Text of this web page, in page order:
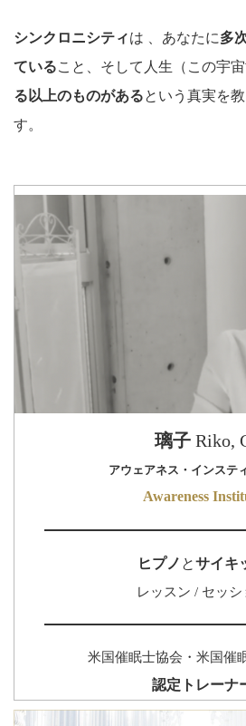
シンクロニシティは 、あなたに多
ていること、そして人生（この宇宙
る以上のものがあるという真実を
す。
璃子Riko,
アウェアネス・インステ
Awareness
ヒプノ とサイキ
レッスン / セッシ
米国催眠士協会・米国催
認定トレーナ